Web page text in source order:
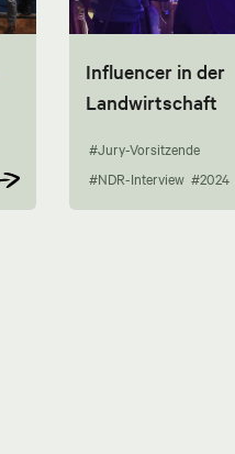
Influencer in der
Landwirtschaft
#Jury-Vorsitzende
#NDR-Interview #2024